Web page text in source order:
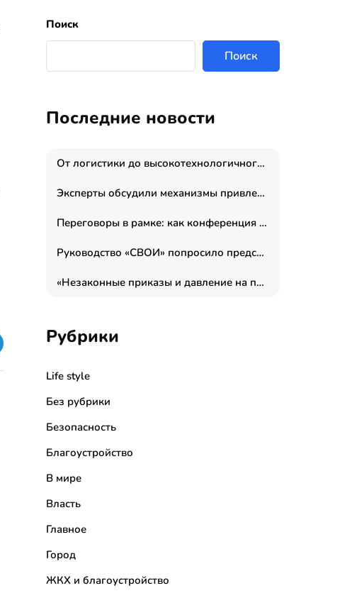
Поиск
Поиск
Последние новости
От логистики до высокотехнологичного производства: как основатель “гагаринга” выстраивает экосистему безопасности и гражданских БПЛА
Эксперты обсудили механизмы привлечения молодых специалистов в промышленные города
Переговоры в рамке: как конференция «Бизнес как искусство» переформатирует деловой этикет в стенах ТПП РФ
Руководство «СВОИ» попросило председателя СКР дать правовую оценку обысков в тыловом штабе
«Незаконные приказы и давление на полицию»: Эрнеста Султанова задержали у посольства Израиля во время одиночного пикета
Рубрики
Life style
Без рубрики
Безопасность
Благоустройство
В мире
Власть
Главное
Город
ЖКХ и благоустройство